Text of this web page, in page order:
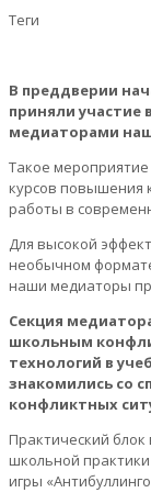
Теги
В преддверии
приняли участие
медиаторами
Такое
курсов повышения
работы в
Для высокой
необычном
наши медиаторы
Секция
школьным
технологий в
знакомились со
конфликтных
Практический
школьной
игры